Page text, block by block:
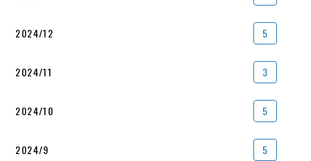
2024/12 5
2024/11 3
2024/10 5
2024/9 5